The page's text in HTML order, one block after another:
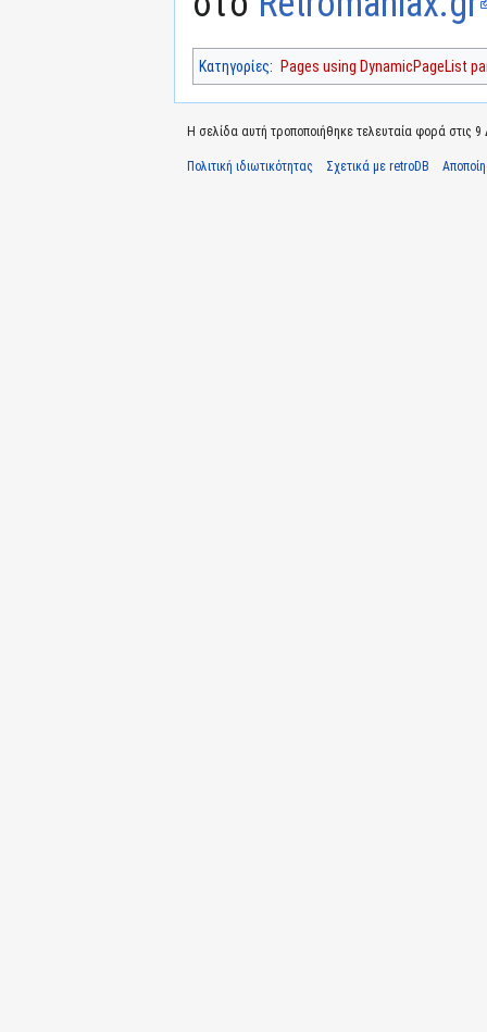
Κατηγορίες: Pages using DynamicPageList
Η σελίδα αυτή τροποποιήθηκε τελευταία φορά στις 9
Πολιτική ιδιωτικότητας Σχετικά με retroDB